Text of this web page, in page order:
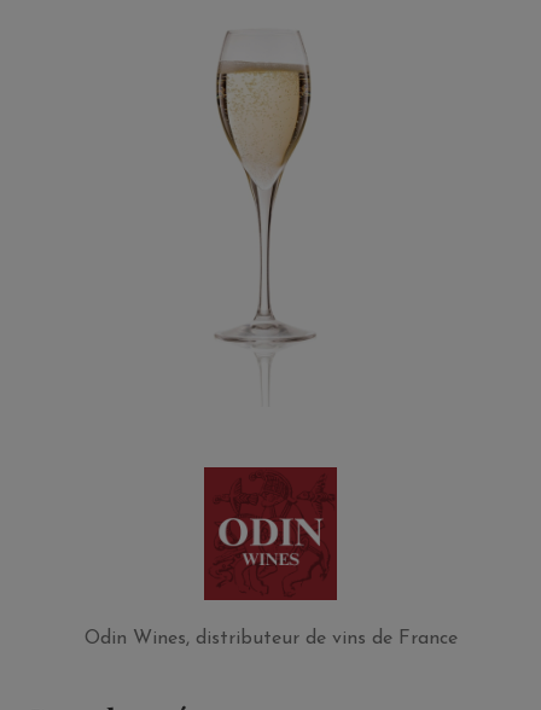
Odin Wines, distributeur de vins de France